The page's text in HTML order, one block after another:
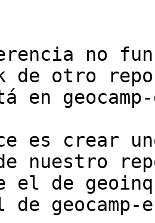
no
de otro repo
en
es crear
nuestro
el de
geocamp-